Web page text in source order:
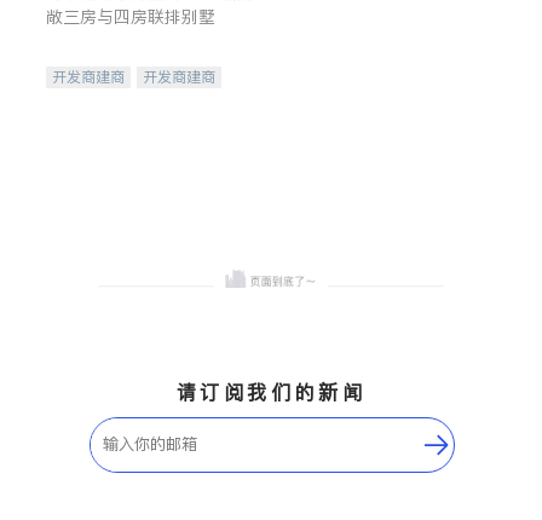
敞三房与四房联排别墅
开发商建商
开发商建商
请订阅我们的新闻